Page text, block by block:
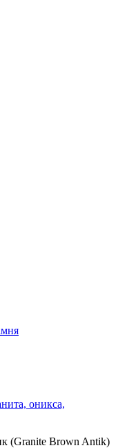
оникса,
(Granite Brown Antik)